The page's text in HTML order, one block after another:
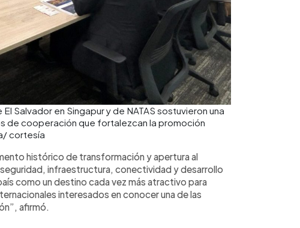
Salvador en Singapur y de NATAS sostuvieron una
de cooperación que fortalezcan la promoción
cortesía
histórico de transformación y apertura al
infraestructura, conectividad y desarrollo
como un destino cada vez más atractivo para
interesados en conocer una de las
afirmó.